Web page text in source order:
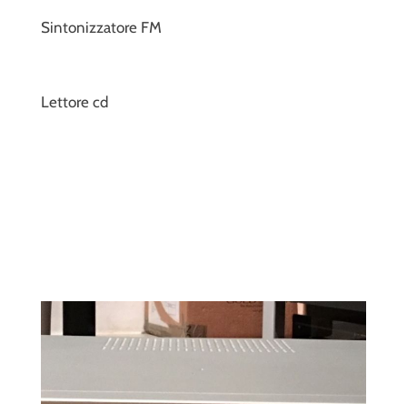
Sintonizzatore FM
Lettore cd